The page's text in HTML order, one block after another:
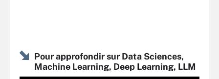
Pour approfondir sur Data Sciences,
Machine Learning, Deep Learning, LLM